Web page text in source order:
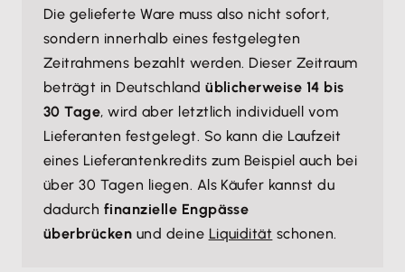
Die gelieferte Ware muss also nicht sofort,
sondern innerhalb eines festgelegten
Zeitrahmens bezahlt werden. Dieser Zeitraum
beträgt in Deutschlandüblicherweise 14 bis
30 Tage, wird aber letztlich individuell vom
Lieferanten festgelegt. So kann die Laufzeit
eines Lieferantenkredits zum Beispiel auch bei
über 30 Tagen liegen. Als Käufer kannst du
dadurch finanzielle Engpässe
überbrücken und deine Liquidität schonen.